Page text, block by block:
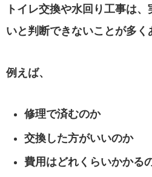
トイレ交換や水回り工事は
いと判断できないことが多く
例えば、
修理で済むのか
交換した方がいいのか
費用はどれくらいかかる